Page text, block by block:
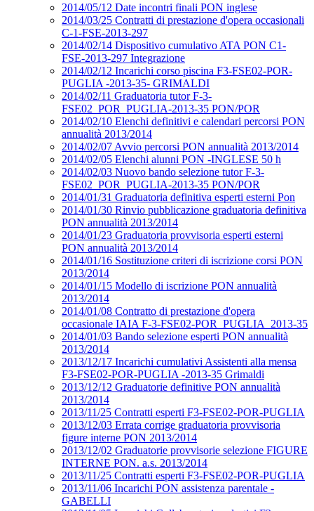
2014/05/12 Date incontri finali PON inglese
2014/03/25 Contratti di prestazione d'opera occasionali
C-1-FSE-2013-297
2014/02/14 Dispositivo cumulativo ATA PON C1-
FSE-2013-297 Integrazione
2014/02/12 Incarichi corso piscina F3-FSE02-POR-
PUGLIA -2013-35- GRIMALDI
2014/02/11 Graduatoria tutor F-3-
FSE02_POR_PUGLIA-2013-35 PON/POR
2014/02/10 Elenchi definitivi e calendari percorsi PON
annualità 2013/2014
2014/02/07 Avvio percorsi PON annualità 2013/2014
2014/02/05 Elenchi alunni PON -INGLESE 50 h
2014/02/03 Nuovo bando selezione tutor F-3-
FSE02_POR_PUGLIA-2013-35 PON/POR
2014/01/31 Graduatoria definitiva esperti esterni Pon
2014/01/30 Rinvio pubblicazione graduatoria definitiva
PON annualità 2013/2014
2014/01/23 Graduatoria provvisoria esperti esterni
PON annualità 2013/2014
2014/01/16 Sostituzione criteri di iscrizione corsi PON
2013/2014
2014/01/15 Modello di iscrizione PON annualità
2013/2014
2014/01/08 Contratto di prestazione d'opera
occasionale IAIA F-3-FSE02-POR_PUGLIA_2013-35
2014/01/03 Bando selezione esperti PON annualità
2013/2014
2013/12/17 Incarichi cumulativi Assistenti alla mensa
F3-FSE02-POR-PUGLIA -2013-35 Grimaldi
2013/12/12 Graduatorie definitive PON annualità
2013/2014
2013/11/25 Contratti esperti F3-FSE02-POR-PUGLIA
2013/12/03 Errata corrige graduatoria provvisoria
figure interne PON 2013/2014
2013/12/02 Graduatorie provvisorie selezione FIGURE
INTERNE PON. a.s. 2013/2014
2013/11/25 Contratti esperti F3-FSE02-POR-PUGLIA
2013/11/06 Incarichi PON assistenza parentale -
GABELLI